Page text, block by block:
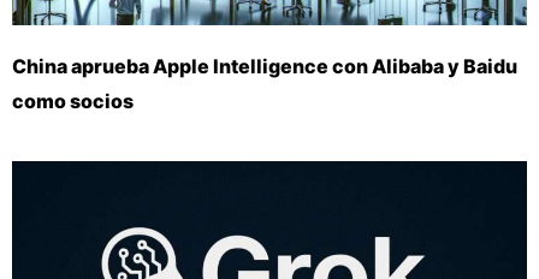
China aprueba Apple Intelligence con Alibaba y Baidu
como socios